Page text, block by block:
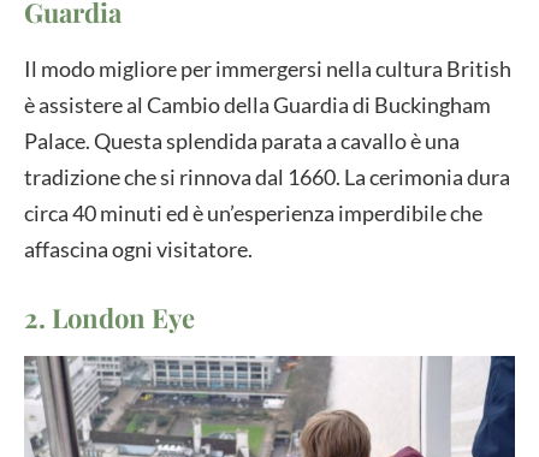
Guardia
Il modo migliore per immergersi nella cultura British
è assistere al Cambio della Guardia di Buckingham
Palace. Questa splendida parata a cavallo è una
tradizione che si rinnova dal 1660. La cerimonia dura
circa 40 minuti ed è un’esperienza imperdibile che
affascina ogni visitatore.
2. London Eye